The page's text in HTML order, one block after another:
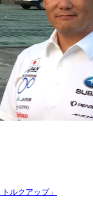
ルクアップ」